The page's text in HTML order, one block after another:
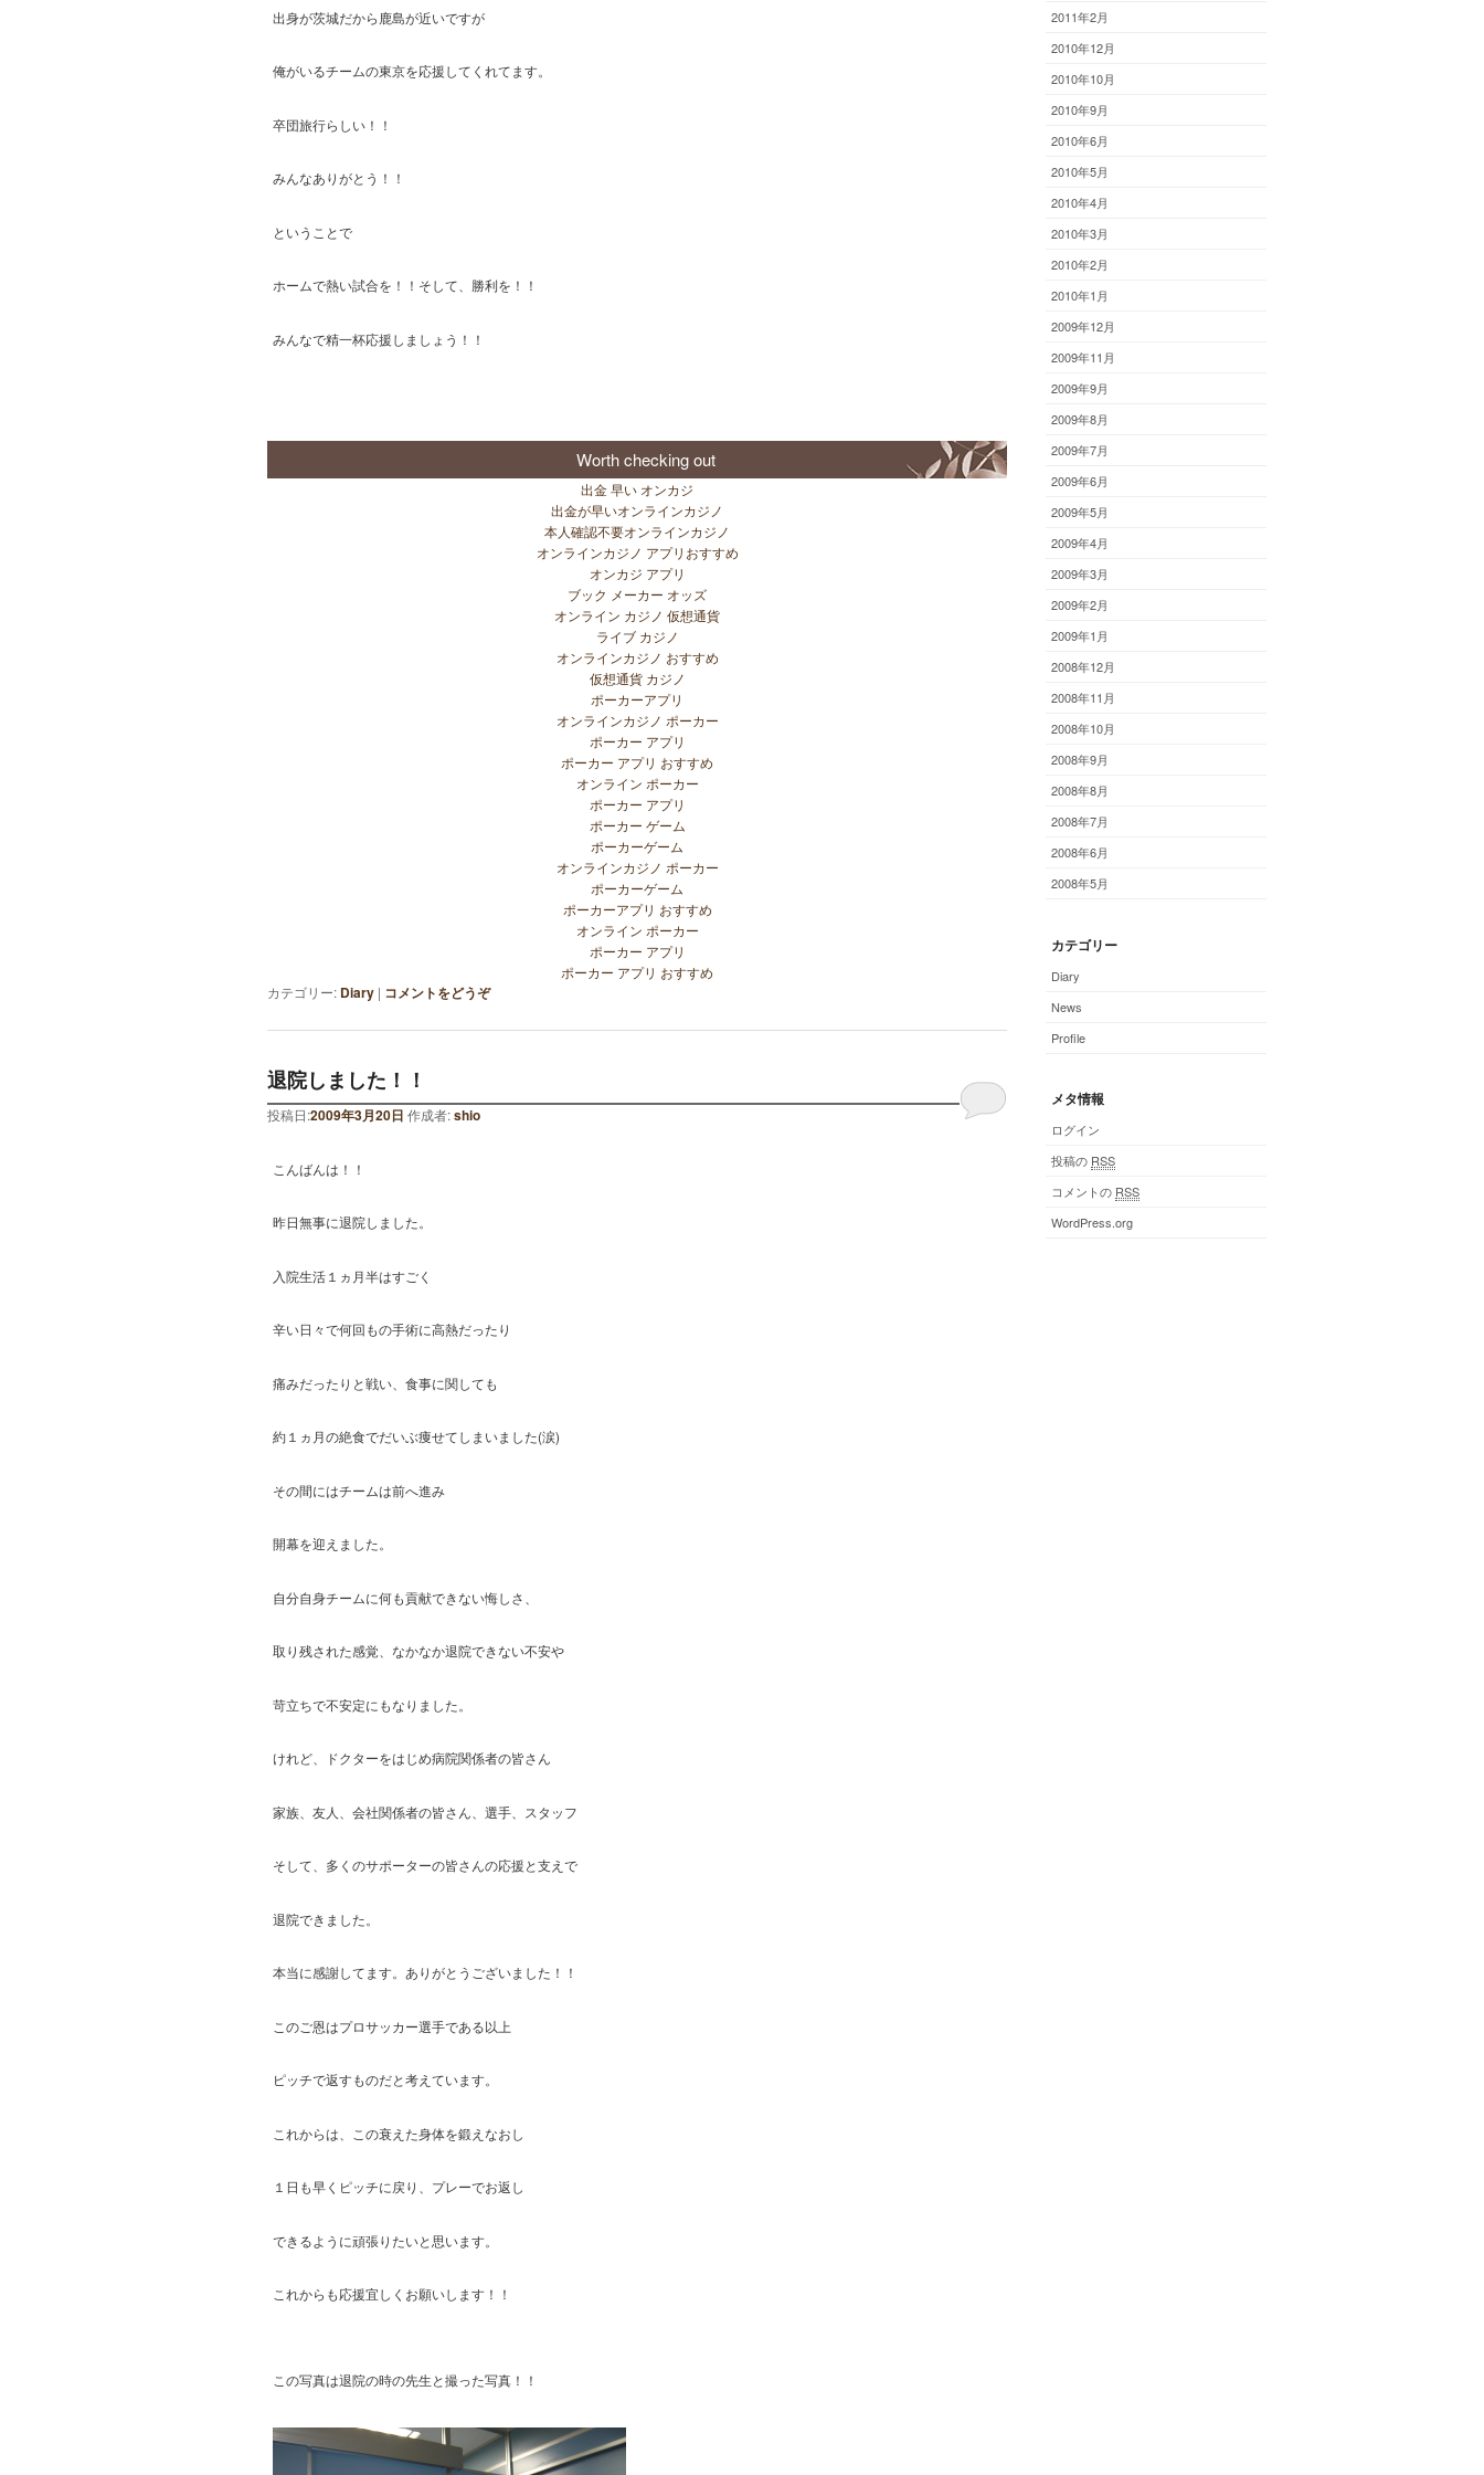
出身が茨城だから鹿島が近いですが
俺がいるチームの東京を応援してくれてます。
卒団旅行らしい！！
みんなありがとう！！
ということで
ホームで熱い試合を！！そして、勝利を！！
みんなで精一杯応援しましょう！！
Worth checking out
出金 早い オンカジ
出金が早いオンラインカジノ
本人確認不要オンラインカジノ
オンラインカジノ アプリおすすめ
オンカジ アプリ
ブック メーカー オッズ
オンライン カジノ 仮想通貨
ライブ カジノ
オンラインカジノ おすすめ
仮想通貨 カジノ
ポーカーアプリ
オンラインカジノ ポーカー
ポーカー アプリ
ポーカー アプリ おすすめ
オンライン ポーカー
ポーカー アプリ
ポーカー ゲーム
ポーカーゲーム
オンラインカジノ ポーカー
ポーカーゲーム
ポーカーアプリ おすすめ
オンライン ポーカー
ポーカー アプリ
ポーカー アプリ おすすめ
カテゴリー: Diary | コメントをどうぞ
退院しました！！
投稿日:2009年3月20日 作成者:shio
こんばんは！！
昨日無事に退院しました。
入院生活１ヵ月半はすごく
辛い日々で何回もの手術に高熱だったり
痛みだったりと戦い、食事に関しても
約１ヵ月の絶食でだいぶ痩せてしまいました(涙)
その間にはチームは前へ進み
開幕を迎えました。
自分自身チームに何も貢献できない悔しさ、
取り残された感覚、なかなか退院できない不安や
苛立ちで不安定にもなりました。
けれど、ドクターをはじめ病院関係者の皆さん
家族、友人、会社関係者の皆さん、選手、スタッフ
そして、多くのサポーターの皆さんの応援と支えで
退院できました。
本当に感謝してます。ありがとうございました！！
このご恩はプロサッカー選手である以上
ピッチで返すものだと考えています。
これからは、この衰えた身体を鍛えなおし
１日も早くピッチに戻り、プレーでお返し
できるように頑張りたいと思います。
これからも応援宜しくお願いします！！
この写真は退院の時の先生と撮った写真！！
2011年2月
2010年12月
2010年10月
2010年9月
2010年6月
2010年5月
2010年4月
2010年3月
2010年2月
2010年1月
2009年12月
2009年11月
2009年9月
2009年8月
2009年7月
2009年6月
2009年5月
2009年4月
2009年3月
2009年2月
2009年1月
2008年12月
2008年11月
2008年10月
2008年9月
2008年8月
2008年7月
2008年6月
2008年5月
カテゴリー
Diary
News
Profile
メタ情報
ログイン
投稿の RSS
コメントの RSS
WordPress.org